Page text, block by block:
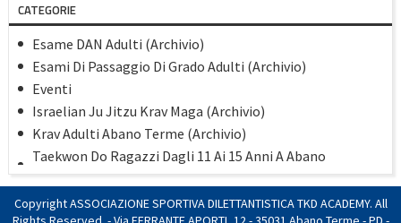
Dicembre 2018
Settembre 2018
Maggio 2018
Aprile 2018
Marzo 2018
Gennaio 2018
Novembre 2017
Agosto 2017
Luglio 2017
Giugno 2017
CATEGORIE
Esame DAN Adulti (Archivio)
Esami Di Passaggio Di Grado Adulti (Archivio)
Eventi
Israelian Ju Jitzu Krav Maga (Archivio)
Krav Adulti Abano Terme (Archivio)
Taekwon Do Ragazzi Dagli 11 Ai 15 Anni A Abano
(Archivio)
TaekwonDo Adulti Dai 16 Anni In Poi 23/24 (Archivio)
TaekwonDo/Kick Boxing Bambini Dai 6 Ai 10 Anni 23/24
Copyright ASSOCIAZIONE SPORTIVA DILETTANTISTICA TKD ACADEMY. All